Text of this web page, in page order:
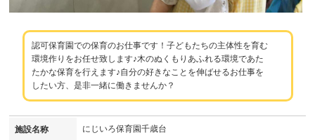
認可保育園での保育のお仕事です！子どもたちの主体性を育む
環境作りをお任せ致します♪木のぬくもりあふれる環境であた
たかな保育を行えます♪自分の好きなことを伸ばせるお仕事を
したい方、是非一緒に働きませんか？
施設名称 にじいろ保育園千歳台